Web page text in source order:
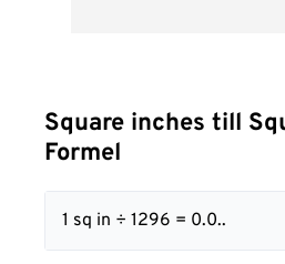
Square inches till
Formel
1 sq in ÷ 1296 = 0.0..